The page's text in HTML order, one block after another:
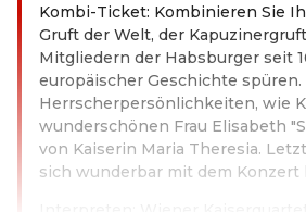
Kombi-Ticket: Kombinieren Sie
Gruft der Welt, der
Mitgliedern der Habsburger seit
europäischer Geschichte
Herrscherpersönlichkeiten, wie
wunderschönen Frau Elisabeth
von Kaiserin Maria Theresia.
sich wunderbar mit dem Konzert